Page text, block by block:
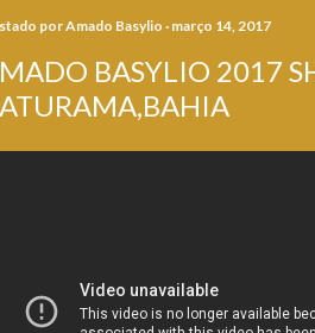
porAmado Basylio março 14, 2017
BASYLIO 2017